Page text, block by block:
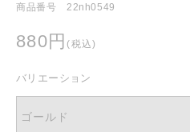
商品番号 22nh0549
通
価
格
880円 (税込)
バリエーション
ゴールド